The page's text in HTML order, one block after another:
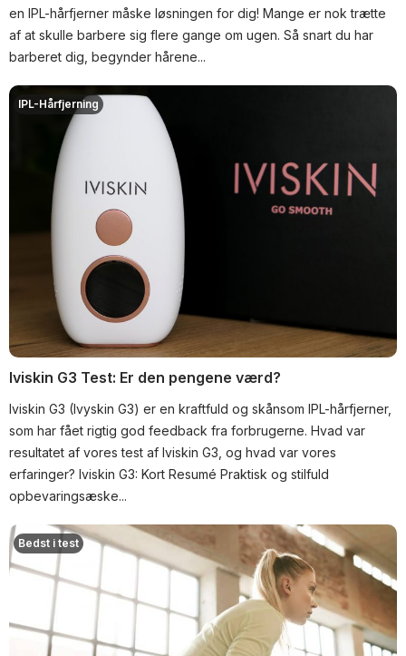
en IPL-hårfjerner måske løsningen for dig! Mange er nok trætte
af at skulle barbere sig flere gange om ugen. Så snart du har
barberet dig, begynder hårene...
Iviskin G3 Test: Er den pengene værd?
Iviskin G3 (Ivyskin G3) er en kraftfuld og skånsom IPL-hårfjerner,
som har fået rigtig god feedback fra forbrugerne. Hvad var
resultatet af vores test af Iviskin G3, og hvad var vores
erfaringer? Iviskin G3: Kort Resumé Praktisk og stilfuld
opbevaringsæske...
IPL-Hårfjerning
Bedst i test